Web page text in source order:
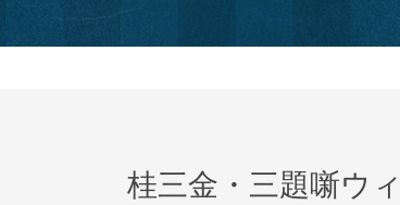
桂三金・三題噺ウ